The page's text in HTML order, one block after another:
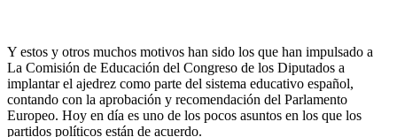
Y estos y otros muchos motivos han sido los que han impulsado a
La Comisión de Educación del Congreso de los Diputados a
implantar el ajedrez como parte del sistema educativo español,
contando con la aprobación y recomendación del Parlamento
Europeo. Hoy en día es uno de los pocos asuntos en los que los
partidos políticos están de acuerdo.